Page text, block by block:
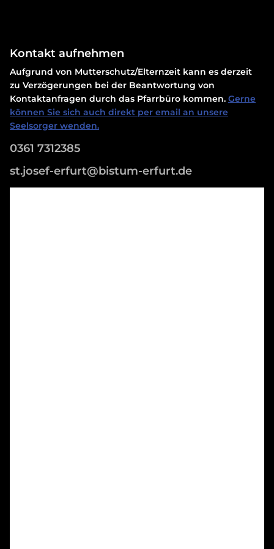
Kontakt aufnehmen
Aufgrund von Mutterschutz/Elternzeit kann es derzeit
zu Verzögerungen bei der Beantwortung von
Kontaktanfragen durch das Pfarrbüro kommen. Gerne
können Sie sich auch direkt per email an unsere
Seelsorger wenden.
0361 7312385
st.josef-erfurt@bistum-erfurt.de